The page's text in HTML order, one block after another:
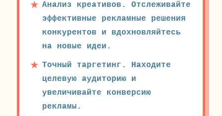
Анализ креативов. Отслеживайте
эффективные рекламные решения
конкурентов и вдохновляйтесь
на новые идеи.
Точный таргетинг. Находите
целевую аудиторию и
увеличивайте конверсию
рекламы.